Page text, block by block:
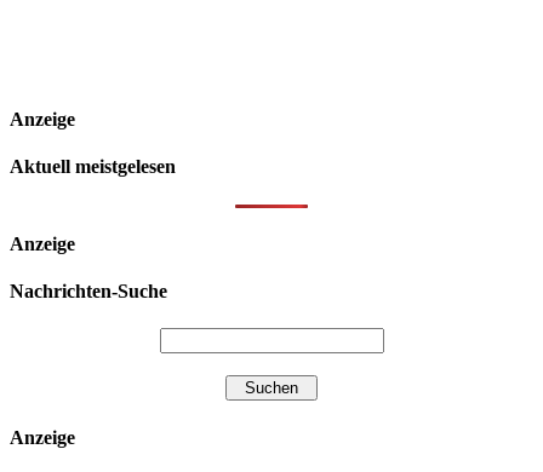
Anzeige
Aktuell meistgelesen
Anzeige
Nachrichten-Suche
Anzeige